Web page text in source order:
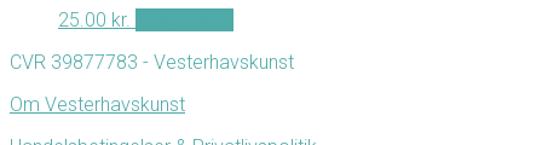
25.00 kr.
CVR 39877783 - Vesterhavskunst
Om Vesterhavskunst